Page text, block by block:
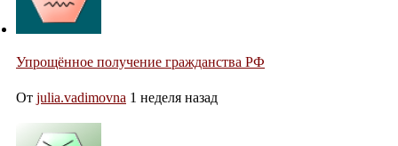
Упрощённое получение гражданства РФ
От julia.vadimovna 1 неделя назад